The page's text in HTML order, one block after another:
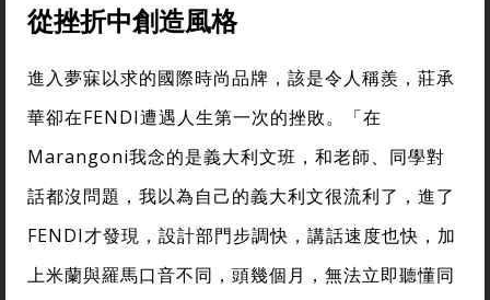
從挫折中創造風格
進入夢寐以求的國際時尚品牌，該是令人稱羨，莊承
華卻在FENDI遭遇人生第一次的挫敗。「在
Marangoni我念的是義大利文班，和老師、同學對
話都沒問題，我以為自己的義大利文很流利了，進了
FENDI才發現，設計部門步調快，講話速度也快，加
上米蘭與羅馬口音不同，頭幾個月，無法立即聽懂同